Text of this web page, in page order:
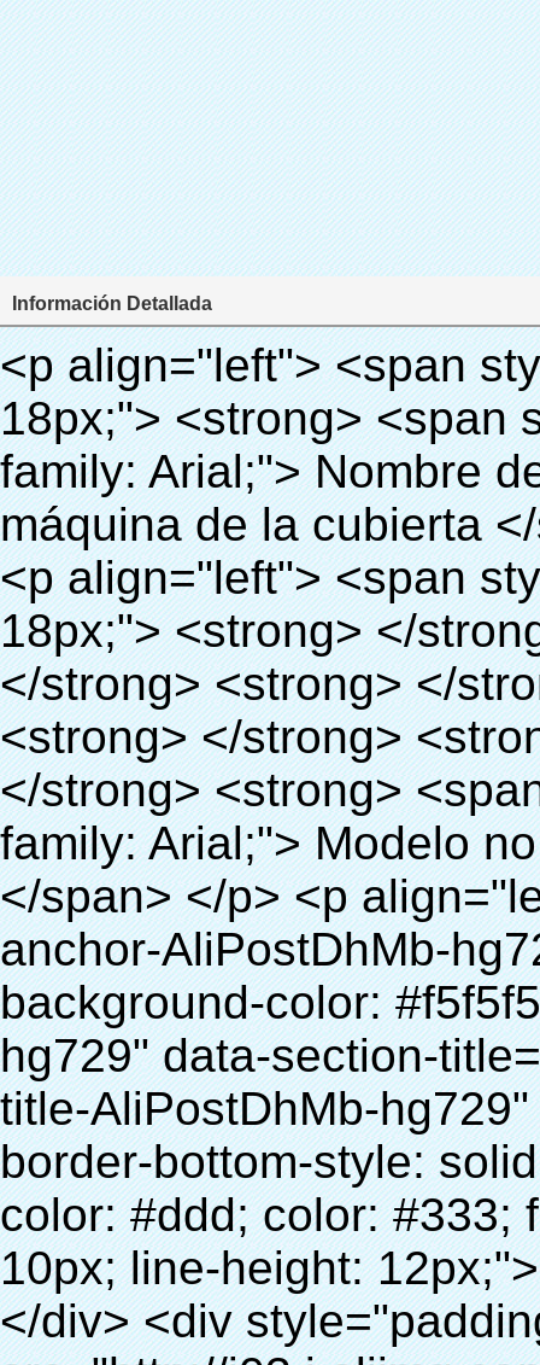
Información Detallada
<p align="left"> <span style="line-height: 27px; font-size: 18px;"> <strong> <span style="line-height: 27px; font-family: Arial;"> Nombre del producto: automático máquina de la cubierta </span> </strong> </span> </p> <p align="left"> <span style="line-height: 27px; font-size: 18px;"> <strong> </strong> <strong> </strong> <strong> </strong> <strong> </strong> <strong> </strong> <strong> </strong> <strong> </strong> <strong> </strong> <strong> <span style="line-height: 27px; font-family: Arial;"> Modelo no.: XT-46C </span> </strong> </span> </p> <p align="left">&nbsp;</p> <div id="ali-anchor-AliPostDhMb-hg729" style="padding-top: 8px; background-color: #f5f5f5;" data-section="AliPostDhMb-hg729" data-section-title="Product Uses"> <div id="ali-title-AliPostDhMb-hg729" style="padding: 8px 0px; border-bottom-style: solid;"> <span style="background-color: #ddd; color: #333; font-weight: bold; padding: 8px 10px; line-height: 12px;"> Producto utiliza </span> </div> <div style="padding: 10px 0px;"> <p>&nbsp;<img src="http://i03.i.aliimg.com/simg/single/icon/placeholder_100x100.png" data-src="http://g03.s.alicdn.com/kf/HTB1v.cvIXXXXXaaXpXXq6xXFXXXJ/200852200/HTB1v.cvIXXXXXaaXpXXq6xXFXXXJ.jpg" data-alt="Top grado automático máquina cubierta de la zapata para clínica" width="700" ori-width="800" ori-height="970" /> <noscript><img src="http://g03.s.alicdn.com/kf/HTB1v.cvIXXXXXaaXpXXq6xXFXXXJ/200852200/HTB1v.cvIXXXXXaaXpXXq6xXFXXXJ.jpg" alt="Top grado automático máquina cubierta de la zapata para clínica" width="700" ori-width="800" ori-height="970"></noscript> <img src="http://i03.i.aliimg.com/simg/single/icon/placeholder_100x100.png" data-src="http://g01.s.alicdn.com/kf/HTB1AmpcHVXXXXXqXXXXq6xXFXXX3/200852200/HTB1AmpcHVXXXXXqXXXXq6xXFXXX3.jpg" data-alt="Top grado automático máquina cubierta de la zapata para clínica" width="700" ori-width="590" ori-height="588" /> <noscript><img src="http://g01.s.alicdn.com/kf/HTB1AmpcHVXXXXXqXXXXq6xXFXXX3/200852200/HTB1AmpcHVXXXXXqXXXXq6xXFXXX3.jpg" alt="Top grado automático máquina cubierta de la zapata para clínica" width="700" ori-width="590" ori-height="588"></noscript> </p> <p>&nbsp;</p> </div> </div> <div id="ali-anchor-AliPostDhMb-g01as" style="padding-top: 8px;" data-section="AliPostDhMb-g01as" data-section-title="Technology"> <div id="ali-title-AliPostDhMb-g01as" style="padding: 8px 0px; border-bottom-style: solid;"> <span style="background-color: #ddd; color: #333; font-weight: bold; padding: 8px 10px; line-height: 12px;"> Tecnología </span> </div> <div style="padding: 10px 0px;"> <p>&nbsp; <span style="line-height: 21px; font-size: 14px;"> <span style="line-height: normal; font-family: Arial;"> Esta máquina de la cubierta automática utiliza el principio de que <span style="line-height: 21px; color: #0000ff;"> <strong> <span style="line-height: 21px; color: #99cc00;"> <em> T </em> </span> </strong> </span> </span> <strong> <span style="line-height: 21px; color: #99cc00;"> <em> <span style="line-height: normal; font-family: Arial;"> Hermo film retráctil se reducirá en </span> </em> </span> </strong> </span> </p> <p> <span style="line-height: 21px; font-size: 14px;"> <strong> <em> <span style="line-height: normal; font-family: Arial; color: #99cc00;"> Temperatura adecuada </span> </em> </strong> <span style="line-height: normal; font-family: Arial;"> <strong> <em> <span style="line-height: 21px; color: #99cc00;"> . </span> </em> </strong> Tecnología diferente de otros cubierta del zapato </span> <span style="line-height: normal; font-family: Arial;"> Máquina </span> <span style="line-height: normal; font-family: Arial;"> . </span> </span> </p> <p> <span style="line-height: 21px; font-size: 14px;"> <span style="line-height: normal; font-family: Arial;"> Puede <span style="line-height: 21px; color: #0000ff;"> </span> </span> <em> <span style="line-height: normal; font-weight: bold; font-family: Arial; color: #99cc00;"> Automáticamente </span> </em> <span style="line-height: normal; font-family: Arial;"> <em> <span style="line-height: 21px; color: